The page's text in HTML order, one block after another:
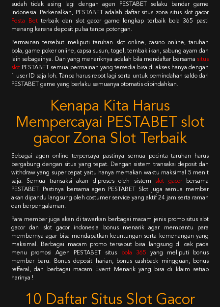
sudah tidak asing lagi dengan agen PESTABET selaku bandar game
indonesia. Perkenalkan, PESTABET adalah daftar situs zona situs slot gacor
Pesta Bet terbaik dan slot gacor game lengkap terbaik bola 365 pasti
menang karena deposit pulsa tanpa potongan.
Permainan tersebut meliputi taruhan slot online, casino online, taruhan
bola, game poker online, capsa susun, togel, tembak ikan, sabung ayam dan
lain sebagainya. Dan yang menariknya adalah bila mendaftar bersama situs
slot PESTABET semua permainan yang tersedia bisa di akses hanya dengan
1 user ID saja loh. Tanpa harus repot lagi serta untuk pemindahan saldo dari
PESTABET game yang berlaku semuanya otomatis dipindahkan.
Kenapa Kita Harus
Mempercayai PESTABET slot
gacor Zona Slot Terbaik
Sebagai agen online terpercaya pastinya semua pecinta taruhan harus
bergabung dengan situs yang tepat. Dengan sistem transaksi deposit dan
withdraw yang super cepat yaitu hanya memakan waktu maksimal 5 menit
saja. Semua transaksi akan diproses oleh sistem
slot gacor
bersama
PESTABET. Pastinya bersama agen PESTABET Slot juga semua member
akan dipandu langsung oleh costumer service yang aktif 24 jam serta ramah
dan berpengalaman.
Para member juga akan di tawarkan berbagai macam jenis promo situs slot
gacor dan slot gacor indonesia bonus menarik agar membantu para
membernya agar bisa mendapatkan keuntungan serta kemenangan yang
maksimal. Berbagai macam promo tersebut bisa langsung di cek pada
menu promosi Agen PESTABET situs
bola 365
yang meliputi bonus
member baru. Bonus deposit harian, bonus cashback mingguan, bonus
refferal, dan berbagai macam Event Menarik yang bisa di klaim setiap
harinya !
10 Daftar Situs Slot Gacor